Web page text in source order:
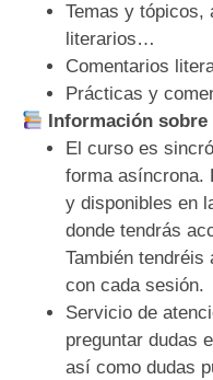
Temas y tópicos,
literarios…
Comentarios
Prácticas y
Información
El curso es
forma asíncrona.
y disponibles en
donde tendrás
También
con cada sesión.
Servicio de
preguntar dudas
así como dudas